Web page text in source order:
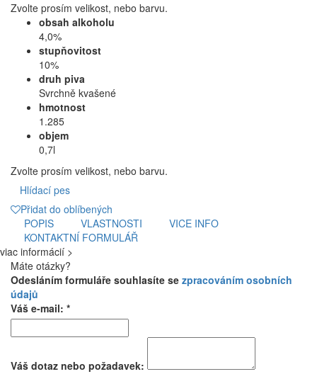
Zvolte prosím velikost, nebo barvu.
obsah alkoholu
4,0%
stupňovitost
10%
druh piva
Svrchně kvašené
hmotnost
1.285
objem
0,7l
Zvolte prosím velikost, nebo barvu.
Hlídací pes
Přidat do oblíbených
POPIS
VLASTNOSTI
VICE INFO
KONTAKTNÍ FORMULÁŘ
viac informácií >
Máte otázky?
Odesláním formuláře souhlasíte se zpracováním osobních
údajů
Váš e-mail: *
Váš dotaz nebo požadavek: